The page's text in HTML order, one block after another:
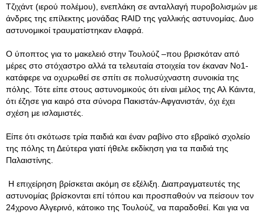
Τζιχάντ (ιερού πολέμου), ενεπλάκη σε ανταλλαγή πυροβολισμών με
άνδρες της επίλεκτης μονάδας RAID της γαλλικής αστυνομίας. Δυο
αστυνομικοί τραυματίστηκαν ελαφρά.
Ο ύποπτος για το μακελειό στην Τουλούζ –που βρισκόταν από
μέρες στο στόχαστρο αλλά τα τελευταία στοιχεία τον έκαναν Νο1-
κατάφερε να οχυρωθεί σε σπίτι σε πολυσύχναστη συνοικία της
πόλης. Τότε είπε στους αστυνομικούς ότι είναι μέλος της Αλ Κάιντα,
ότι έζησε για καιρό στα σύνορα Πακιστάν-Αφγανιστάν, όχι έχει
σχέση με ισλαμιστές.
Είπε ότι σκότωσε τρία παιδιά και έναν ραβίνο στο εβραϊκό σχολείο
της πόλης τη Δεύτερα γιατί ήθελε εκδίκηση για τα παιδιά της
Παλαιστίνης.
Η επιχείρηση βρίσκεται ακόμη σε εξέλιξη. Διαπραγματευτές της
αστυνομίας βρίσκονται επί τόπου και προσπαθούν να πείσουν τον
24χρονο Αλγερινό, κάτοικο της Τουλούζ, να παραδοθεί. Και για να